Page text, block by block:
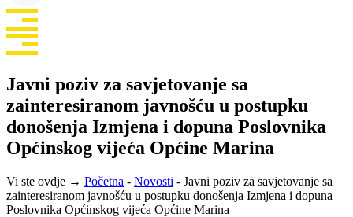
Javni poziv za savjetovanje sa
zainteresiranom javnošću u postupku
donošenja Izmjena i dopuna Poslovnika
Općinskog vijeća Općine Marina
Vi ste ovdje → Početna - Novosti - Javni poziv za savjetovanje sa
zainteresiranom javnošću u postupku donošenja Izmjena i dopuna
Poslovnika Općinskog vijeća Općine Marina